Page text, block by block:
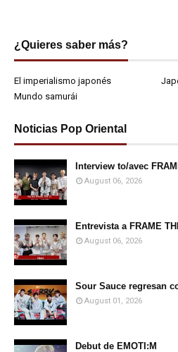
¿Quieres saber más?
El imperialismo japonés
Mundo samurái
Noticias Pop Oriental
Interview to/avec
August 06, 2026
Entrevista a FRAME
August 06, 2026
Sour Sauce regresan
August 01, 2026
Debut de EMOTI:M